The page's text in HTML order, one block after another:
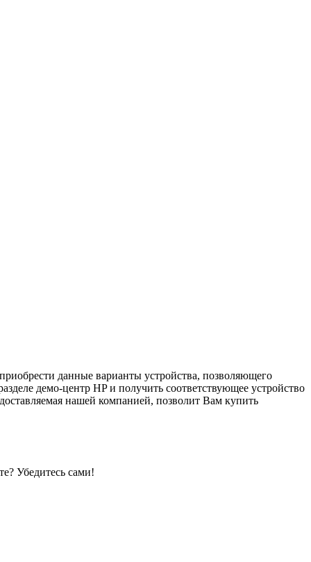
данные варианты устройства, позволяющего
демо-центр HP и получить соответствующее устройство
нашей компанией, позволит Вам купить
Убедитесь сами!